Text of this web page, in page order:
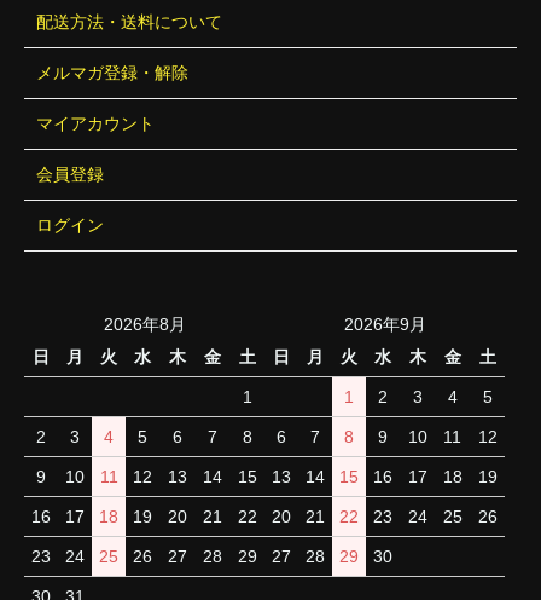
配送方法・送料について
メルマガ登録・解除
マイアカウント
会員登録
ログイン
2026年8月
日
月 火 水 木 金 土
1
2 3 4 5 6 7 8
9 10 11 12 13 14 15
16 17 18 19 20 21 22
23 24 25 26 27 28 29
2026年9月
日
月 火 水 木 金 土
1 2 3 4 5
6 7 8 9 10 11 12
13 14 15 16 17 18 19
20 21 22 23 24 25 26
27 28 29 30